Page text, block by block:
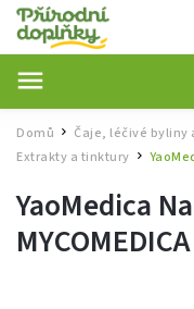
Domů / Čaje, léčivé
Extrakty a tinktury
YaoMedica
MYCOMEDICA